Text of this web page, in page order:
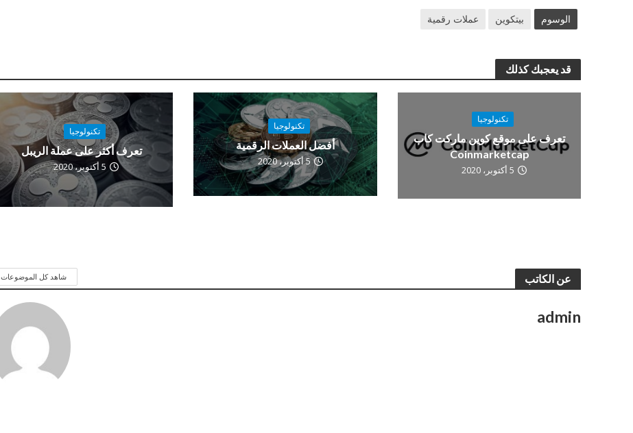
الوسوم بيتكوين عملات رقمية
قد يعجبك كذلك
تكنولوجيا
تعرف على موقع كوين ماركت كاب
Coinmarketcap
5 أكتوبر، 2020
تكنولوجيا
أفضل العملات الرقمية
5 أكتوبر، 2020
تكنولوجيا
تعرف أكثر على عملة الريبل
5 أكتوبر، 2020
عن الكاتب شاهد كل الموضوعات
admin